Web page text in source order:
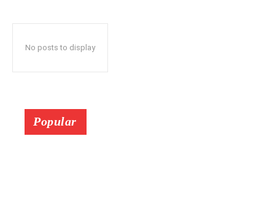
No posts to display
Popular